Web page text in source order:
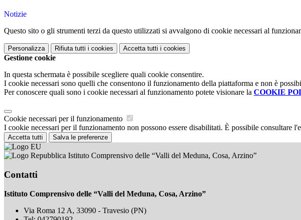
Notizie
Questo sito o gli strumenti terzi da questo utilizzati si avvalgono di cookie necessari al
Personalizza Rifiuta tutti i cookies Accetta tutti i cookies
Gestione cookie
In questa schermata è possibile scegliere quali cookie consentire.
I cookie necessari sono quelli che consentono il funzionamento della piattaforma e non è
Per conoscere quali sono i cookie necessari al funzionamento potete visionare la COOKIE
Cookie necessari per il funzionamento
I cookie necessari per il funzionamento non possono essere disabilitati. È possibile consultare
Accetta tutti Salva le preferenze
Istituto Comprensivo delle “Valli del Meduna, Cosa, Arzino”
Contatti
Istituto Comprensivo delle “Valli del Meduna, Cosa, Arzino”
Via Roma 12 A, 33090 - Travesio (PN)